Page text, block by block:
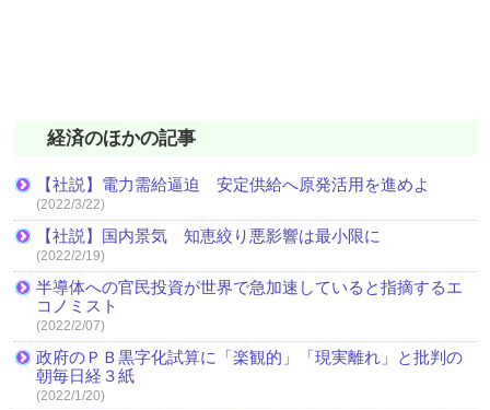
経済のほかの記事
【社説】電力需給逼迫 安定供給へ原発活用を進めよ
(2022/3/22)
【社説】国内景気 知恵絞り悪影響は最小限に
(2022/2/19)
半導体への官民投資が世界で急加速していると指摘するエ
コノミスト
(2022/2/07)
政府のＰＢ黒字化試算に「楽観的」「現実離れ」と批判の
朝毎日経３紙
(2022/1/20)